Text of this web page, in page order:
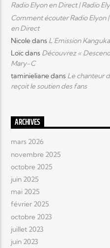
Radio Elyon en Direct | Radio
Comment écouter Radio Elyon
en Direct
Nicoledans L’Emission
Loïcdans Découvrez «
Mary-C
taminielianedans Le chanteur
reçoit le soutien des fans
ARCHIVES
mars 2026
novembre 2025
octobre 2025
juin 2025
mai 2025
février 2025
octobre 2023
juillet 2023
juin 2023